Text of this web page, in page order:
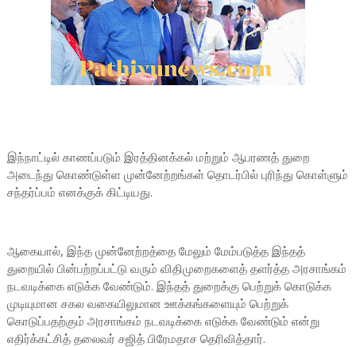
இந்நாட்டில் காணப்படும் இரத்தினக்கல் மற்றும் ஆபரணத் துறை
அடைந்து கொண்டுள்ள முன்னேற்றங்கள் தொடர்பில் புரிந்து கொள்ளும்
சந்தர்ப்பம் எனக்குக் கிட்டியது.
ஆகையால், இந்த முன்னேற்றத்தை மேலும் மேம்படுத்த இந்தத்
துறையில் பின்பற்றப்பட்டு வரும் விதிமுறைகளைத் தளர்த்த அரசாங்கம்
நடவடிக்கை எடுக்க வேண்டும். இந்தத் துறைக்கு பெற்றுக் கொடுக்க
முடியுமான சகல வகையிலுமான ஊக்கங்களையும் பெற்றுக்
கொடுப்பதற்கும் அரசாங்கம் நடவடிக்கை எடுக்க வேண்டும் என்று
எதிர்க்கட்சித் தலைவர் சஜித் பிரேமதாச தெரிவித்தார்.